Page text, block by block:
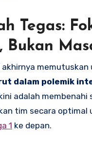
Tegas:
Bukan
akhirnya memutuskan
dalam polemik
adalah membenahi
tim secara optimal
1 ke depan.